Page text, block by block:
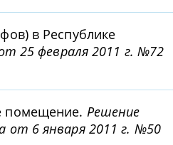
в Республике
25 февраля 2011 г. №72
помещение. Решение
от 6 января 2011 г. №50